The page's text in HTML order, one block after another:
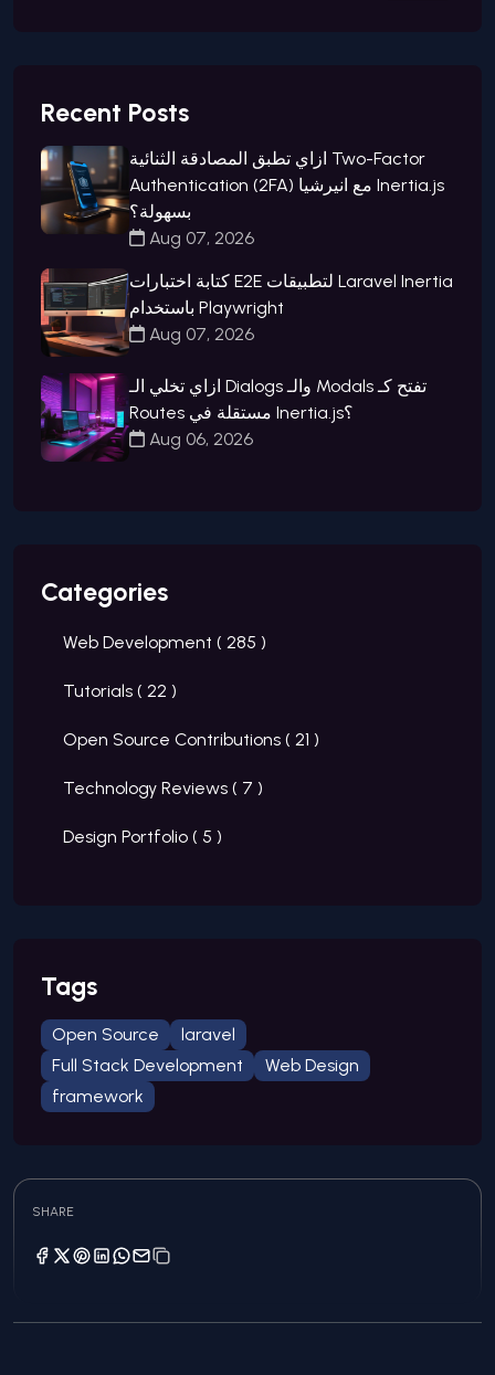
Recent Posts
ازاي تطبق المصادقة الثنائية Two-Factor
Authentication (2FA) مع انيرشيا Inertia.js
بسهولة؟
Aug 07, 2026
كتابة اختبارات E2E لتطبيقات Laravel Inertia
باستخدام Playwright
Aug 07, 2026
ازاي تخلي الـ Dialogs والـ Modals تفتح كـ
Routes مستقلة في Inertia.js؟
Aug 06, 2026
Categories
Web Development ( 285 )
Tutorials ( 22 )
Open Source Contributions ( 21 )
Technology Reviews ( 7 )
Design Portfolio ( 5 )
Tags
Open Source
laravel
Full Stack Development
Web Design
framework
SHARE